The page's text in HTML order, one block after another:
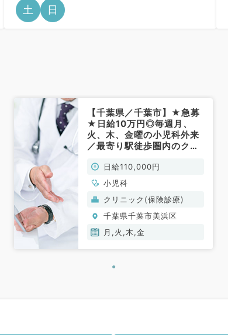
土 日
【千葉県／千葉市】★急募
★日給10万円◎毎週月、
火、木、金曜の小児科外来
／最寄り駅徒歩圏内のクリ
常勤）日給110,000円
小児科
クリニック(保険診療)
千葉県千葉市美浜区
月,火,木,金